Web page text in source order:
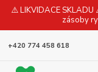
⚠️ LIKVIDACE SKLADU
zásoby
+420 774 458 618